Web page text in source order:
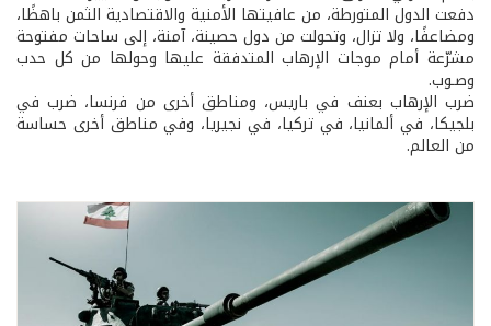
دفعت الدول المتورطة، من عافيتها الأمنية والاقتصادية الثمن باهظًا،
ومضاعفًا، ولا تزال، وتحولت من دول حصينة، آمنة، إلى ساحات مفتوحة
مشرّعة أمام موجات الإرهاب المتدفقة عليها وحولها من كل حدب
وصـوب.
ضرب الإرهاب بعنف في باريس، ومناطق أخرى من فرنسا، ضرب في
بلجيكا، في ألمانيا، في تركيا، في نجيريا، وفي مناطق أخرى حساسة
من العالم.